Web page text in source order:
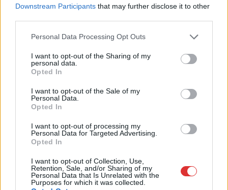
Downstream Participants that may further disclose it to other
Please note that this website/app uses one or more Google
not limited to your visit or usage behaviour. You may click to
grant or deny consent to Google and its third-party tags to
use your data for below specified purposes in below Google
consent section.
Personal Data Processing Opt Outs
I want to opt-out of the Sharing of my
personal data.
Opted In
I want to opt-out of the Sale of my
Personal Data.
Opted In
I want to opt-out of processing my
Personal Data for Targeted Advertising.
Opted In
I want to opt-out of Collection, Use,
Retention, Sale, and/or Sharing of my
Personal Data that Is Unrelated with the
Purposes for which it was collected.